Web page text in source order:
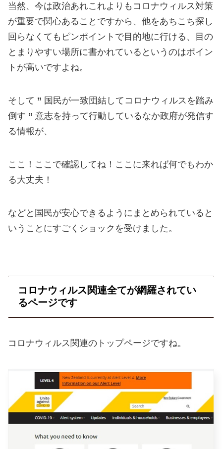
当然、今は政治あれこれよりもコロナウィルス対策
が重要で関心あることですから、他をあちこち探し
回らなくてもピンポイントで目的地に行ける、目の
とまりやすい場所に書かれているというのはポイン
トが高いですよね。
そして ” 国民が一致団結してコロナウィルスを踏み
倒す ” 意志を持って行動しているなか政府が発信す
る情報が、
ここ！ここで確認してね！ここに来れば何でもわか
る大丈夫！
などと国民が安心できるようにまとめられていると
いうことにすごくショックを受けました。
コロナウィルス関連全てが網羅されてい
るページです
コロナウィルス関連のトップページですね。